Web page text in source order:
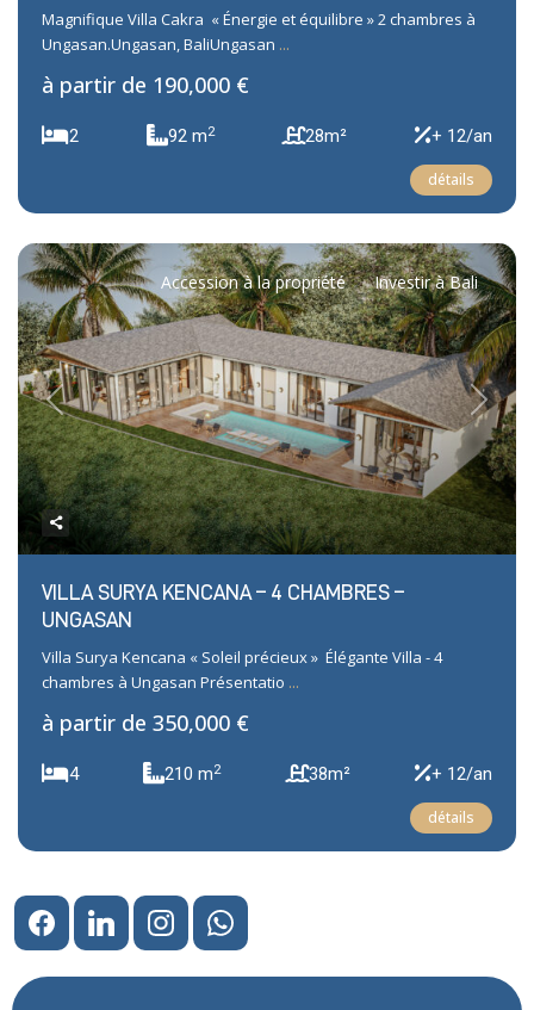
Magnifique Villa Cakra « Énergie et équilibre » 2 chambres à
Ungasan.Ungasan, BaliUngasan ...
à partir de 190,000 €
2 92 m2 28m² + 12/an
détails
Previous Next
Accession à la propriété Investir à Bali
VILLA SURYA KENCANA – 4 CHAMBRES –
UNGASAN
Villa Surya Kencana « Soleil précieux » Élégante Villa - 4
chambres à Ungasan Présentatio ...
à partir de 350,000 €
4 210 m2 38m² + 12/an
détails